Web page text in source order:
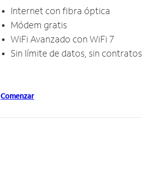
Internet con fibra óptica
Módem gratis
WiFi Avanzado con WiFi 7
Sin límite de datos, sin contratos
Comenzar